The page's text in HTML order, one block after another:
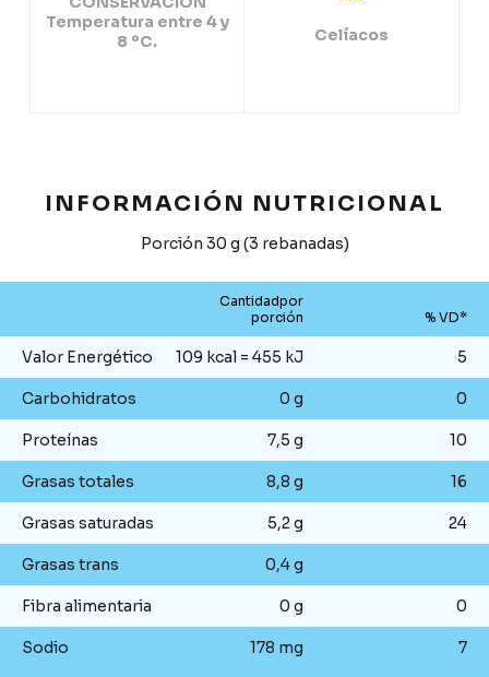
Temperatura entre 4 y
8 ºC.
Celíacos
INFORMACIÓN NUTRICIONAL
Porción 30 g (3 rebanadas)
Cantidadpor
porción
% VD*
Valor Energético 109 kcal = 455 kJ 5
Carbohidratos 0 g 0
Proteínas 7,5 g 10
Grasas totales 8,8 g 16
Grasas saturadas 5,2 g 24
Grasas trans 0,4 g
Fibra alimentaria 0 g 0
Sodio 178 mg 7